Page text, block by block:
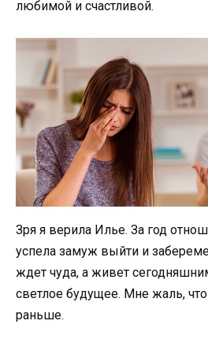
любимой и счастливой.
Зря я верила Илье. За год
успела замуж выйти и
ждет чуда, а живет
светлое будущее. Мне жаль, что
раньше.